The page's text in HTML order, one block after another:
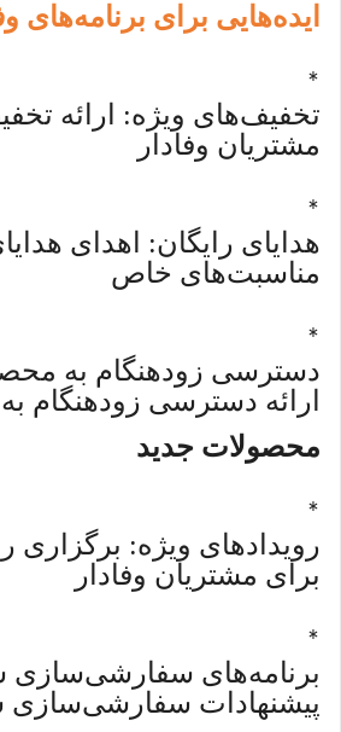
ایده‌هایی برای برنامه‌های
*
تخفیف‌های ویژه: ارائه
مشتریان وفادار
*
هدایای رایگان: اهدای
مناسبت‌های خاص
*
دسترسی زودهنگام به
ارائه دسترسی زودهنگام به
محصولات جدید
*
رویدادهای ویژه: برگزاری
برای مشتریان وفادار
*
برنامه‌های سفارشی‌سازی
پیشنهادات سفارشی‌سازی